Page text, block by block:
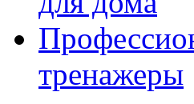
тренажеры